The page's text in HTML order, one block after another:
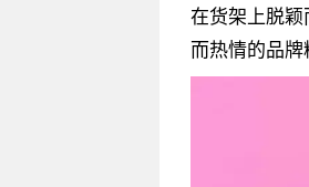
在货架上脱
而热情的品